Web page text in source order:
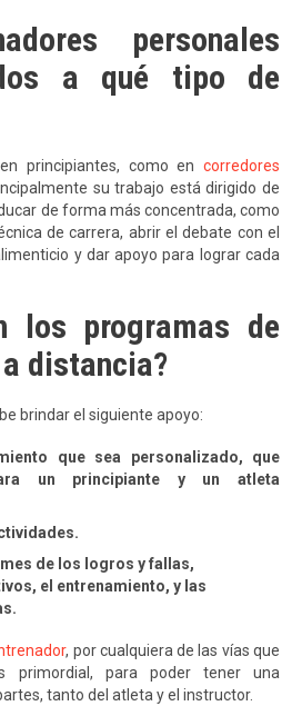
personales
a qué tipo de
principiantes, como en corredores
su trabajo está dirigido de
de forma más concentrada, como
de carrera, abrir el debate con el
y dar apoyo para lograr cada
los programas de
distancia?
brindar el siguiente apoyo:
que sea personalizado, que
un principiante y un atleta
mes de los logros y fallas,
el entrenamiento, y las
, por cualquiera de las vías que
primordial, para poder tener una
tanto del atleta y el instructor.